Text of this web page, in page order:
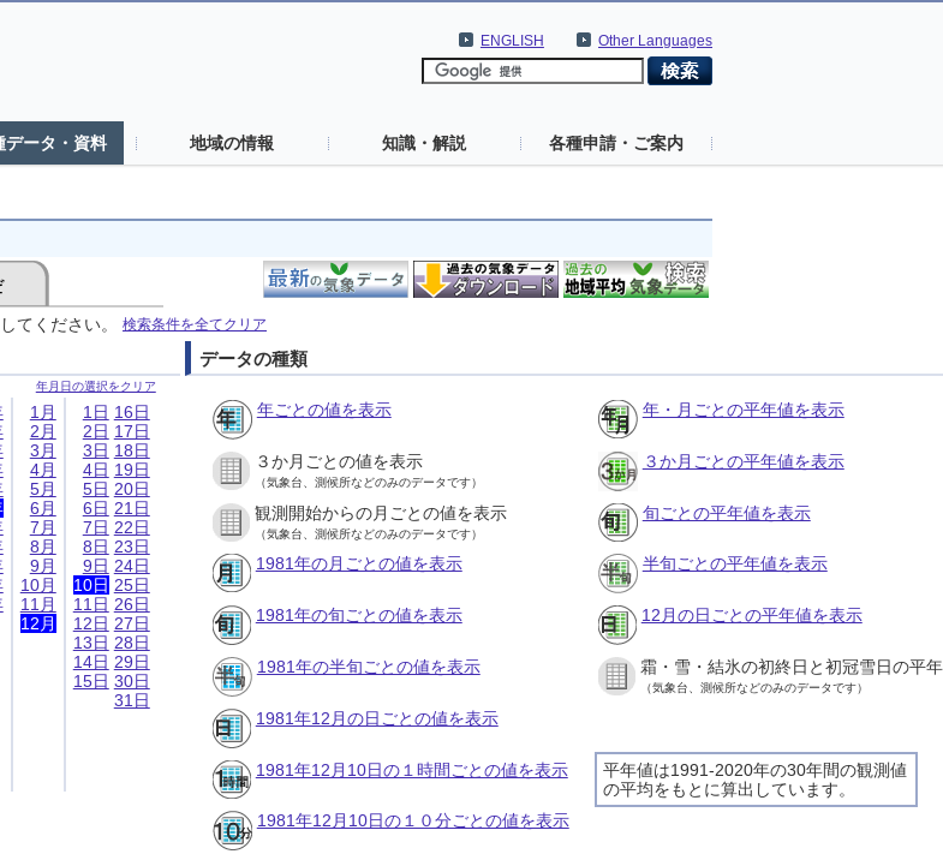
Other Languages
ENGLISH
データ・資料 地域の情報 知識・解説 各種申請・ご案内
てください。 検索条件を全てクリア
年月日の選択をクリア
1月
2月
3月
4月
5月
6月
7月
8月
9月
10月
11月
12月
1日
2日
3日
4日
5日
6日
7日
8日
9日
10日
11日
12日
13日
14日
15日
16日
17日
18日
19日
20日
21日
22日
23日
24日
25日
26日
27日
28日
29日
30日
31日
データの種類
年ごとの値を表示 年・月ごとの平年値を表示
３か月ごとの値を表示
（気象台、測候所などのみのデータです）
３か月ごとの平年値を表示
観測開始からの月ごとの値を表示
（気象台、測候所などのみのデータです）
旬ごとの平年値を表示
1981年の月ごとの値を表示 半旬ごとの平年値を表示
1981年の旬ごとの値を表示 12月の日ごとの平年値を表示
1981年の半旬ごとの値を表示 霜・雪・結氷の初終日と初冠雪日の平
（気象台、測候所などのみのデータです）
1981年12月の日ごとの値を表示
平年値は1991-2020年の30年間の観測値
の平均をもとに算出しています。
1981年12月10日の１時間ごとの値を表示
1981年12月10日の１０分ごとの値を表示